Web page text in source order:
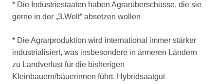
* Die Industriestaaten haben Agrarüberschüsse, die sie
gerne in der „3.Welt“ absetzen wollen
* Die Agrarproduktion wird international immer stärker
industrialisiert, was insbesondere in ärmeren Ländern
zu Landverlust für die bisherigen
Kleinbauern/bäuerinnen führt. Hybridsaatgut